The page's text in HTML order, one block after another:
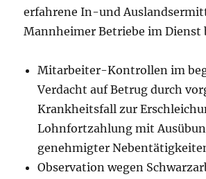
erfahrene In-und
Mannheimer Betriebe im Dienst
Mitarbeiter-Kontrollen im
Verdacht auf Betrug durch
Krankheitsfall zur
Lohnfortzahlung mit
genehmigter
Observation wegen